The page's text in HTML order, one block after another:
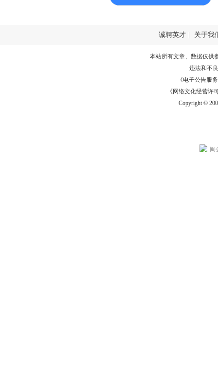
诚聘英才 关于我
本站所有文章、数据仅供
违法和不
《电子公告服务
《网络文化经营许
Copyright ©
闽